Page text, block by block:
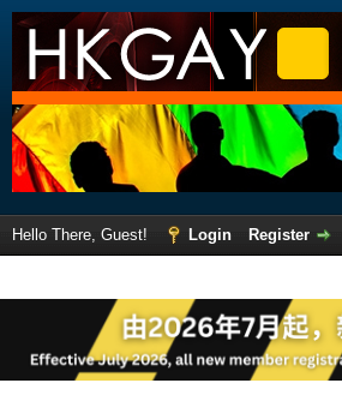
Hello There, Guest! Login
Register